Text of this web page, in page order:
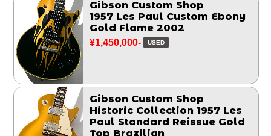
Gibson Custom Shop
1957 Les Paul Custom Ebony
Gold Flame 2002
¥1,450,000- USED
Gibson Custom Shop
Historic Collection 1957 Les
Paul Standard Reissue Gold
Top Brazilian